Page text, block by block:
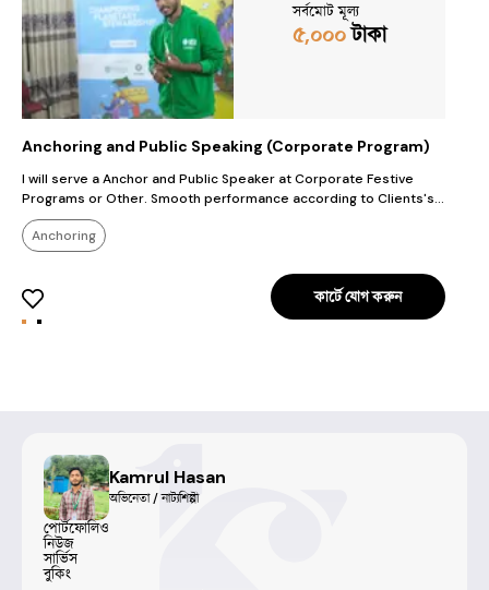
সর্বমোট মূল্য
৫,০০০টাকা
Anchoring and Public Speaking (Corporate Program)
I will serve a Anchor and Public Speaker at Corporate Festive
Programs or Other. Smooth performance according to Clients's
Script.
Anchoring
কার্টে যোগ করুন
Kamrul Hasan
অভিনেতা / নাট্যশিল্পী
পোর্টফোলিও
নিউজ
সার্ভিস
বুকিং